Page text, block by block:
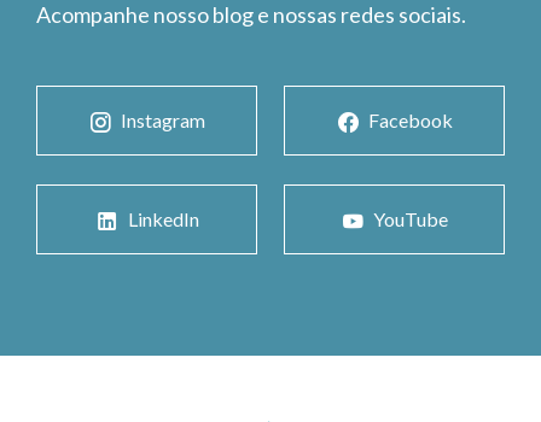
Acompanhe nosso blog e nossas redes sociais.
Instagram Facebook
LinkedIn YouTube